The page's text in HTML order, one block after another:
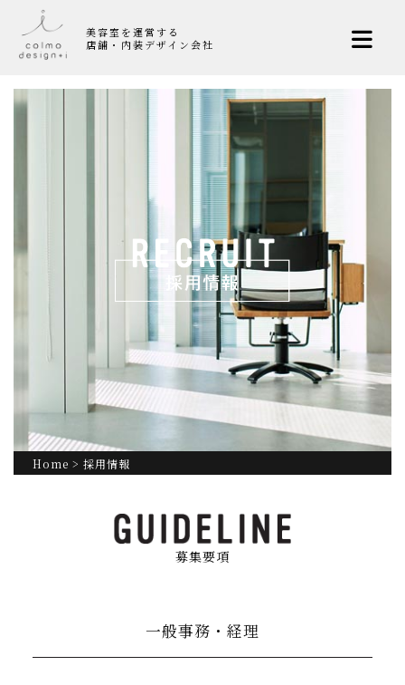
美容室を運営する
店舗・内装デザイン会社
Home > 採用情報
募集要項
一般事務・経理